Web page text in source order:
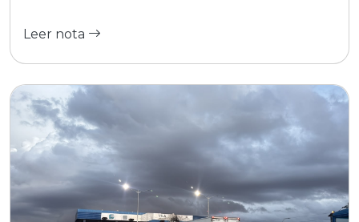
Leer nota